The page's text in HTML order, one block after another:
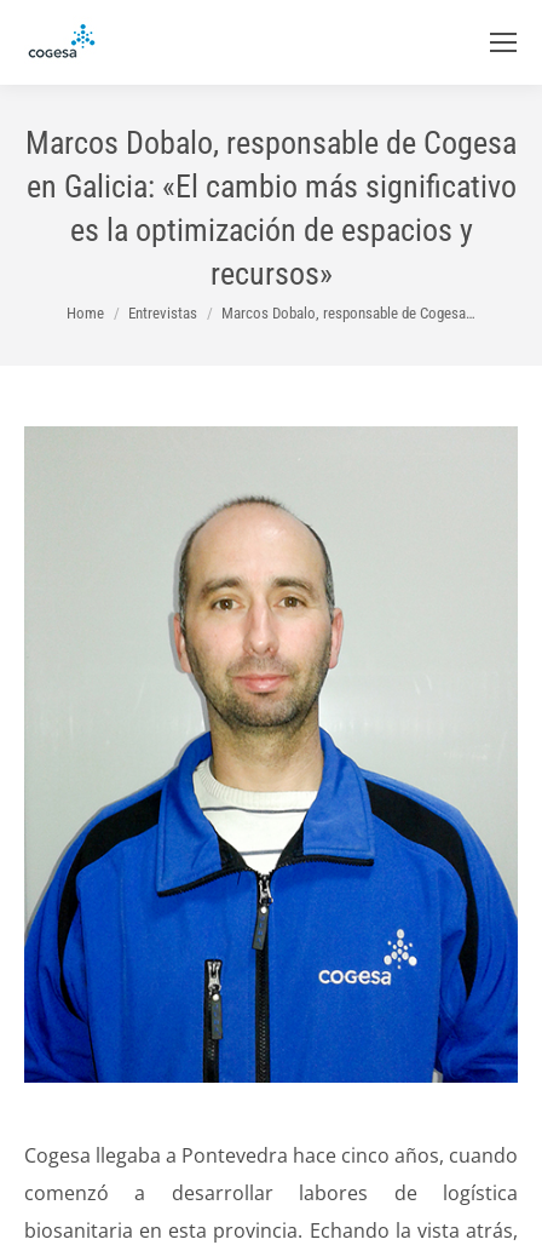
Marcos Dobalo, responsable de Cogesa
en Galicia: «El cambio más significativo
es la optimización de espacios y
recursos»
You are here:
Home Entrevistas Marcos Dobalo, responsable de Cogesa…
Cogesa llegaba a Pontevedra hace cinco años, cuando
comenzó a desarrollar labores de logística
biosanitaria en esta provincia. Echando la vista atrás,